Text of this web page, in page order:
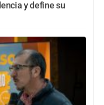
y define su